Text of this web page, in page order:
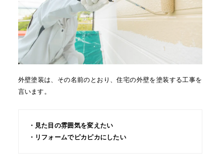
外壁塗装は、その名前のとおり、住宅の外壁を塗装する工事を
言います。
・見た目の雰囲気を変えたい
・リフォームでピカピカにしたい